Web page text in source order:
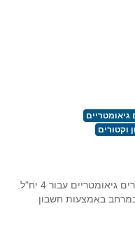
גיאומטריים
וקטורים
לפניכם אוסף שאלות בנושא וקטורים גיאומטריים עבור 4 יח"ל.
באמצעות חשבון